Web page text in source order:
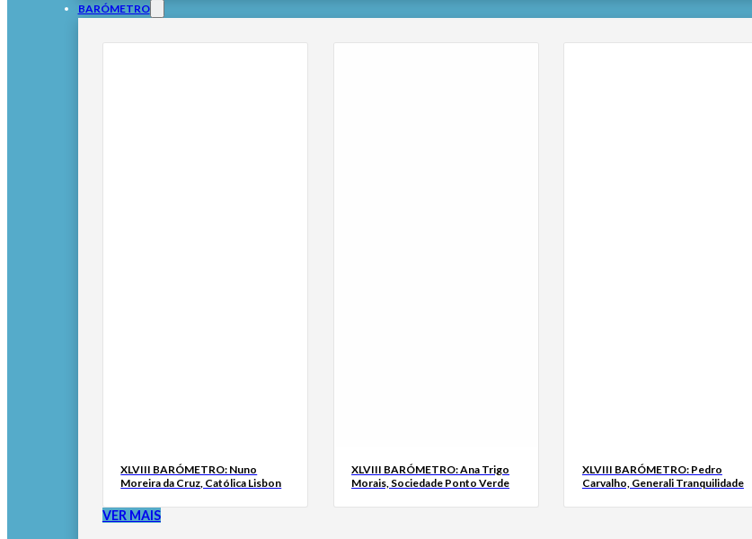
BARÓMETRO
XLVIII BARÓMETRO: Nuno
Moreira da Cruz, Católica Lisbon
XLVIII BARÓMETRO: Ana Trigo
Morais, Sociedade Ponto Verde
XLVIII BARÓMETRO: Pedro
Carvalho, Generali Tranquilidade
VER MAIS